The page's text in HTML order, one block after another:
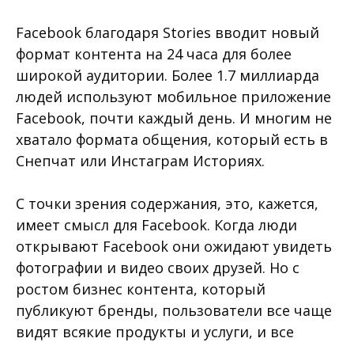
Facebook благодаря Stories вводит новый
формат контента на 24 часа для более
широкой аудитории. Более 1.7 миллиарда
людей используют мобильное приложение
Facebook, почти каждый день. И многим не
хватало формата общения, который есть в
Снепчат или Инстаграм Историях.
С точки зрения содержания, это, кажется,
имеет смысл для Facebook. Когда люди
открывают Facebook они ожидают увидеть
фотографии и видео своих друзей. Но с
ростом бизнес контента, который
публикуют бренды, пользователи все чаще
видят всякие продукты и услуги, и все